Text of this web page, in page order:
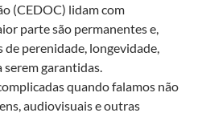
(CEDOC) lidam com
parte são permanentes e,
perenidade, longevidade,
serem garantidas.
quando falamos não
audiovisuais e outras